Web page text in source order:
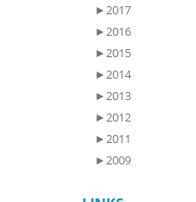
►2017
►2016
►2015
►2014
►2013
►2012
►2011
►2009